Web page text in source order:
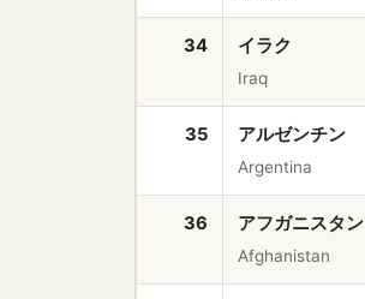
34 イラク
Iraq
35 アルゼンチン
Argentina
36 アフガニスタン
Afghanistan